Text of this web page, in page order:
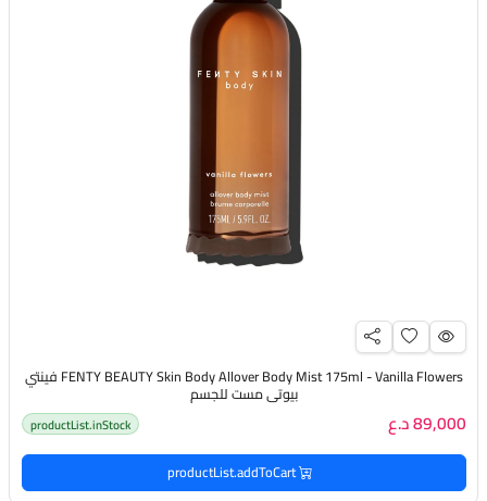
FENTY BEAUTY Skin Body Allover Body Mist 175ml - Vanilla Flowers فينتي
بيوتي مست للجسم
89,000 د.ع productList.inStock
productList.addToCart